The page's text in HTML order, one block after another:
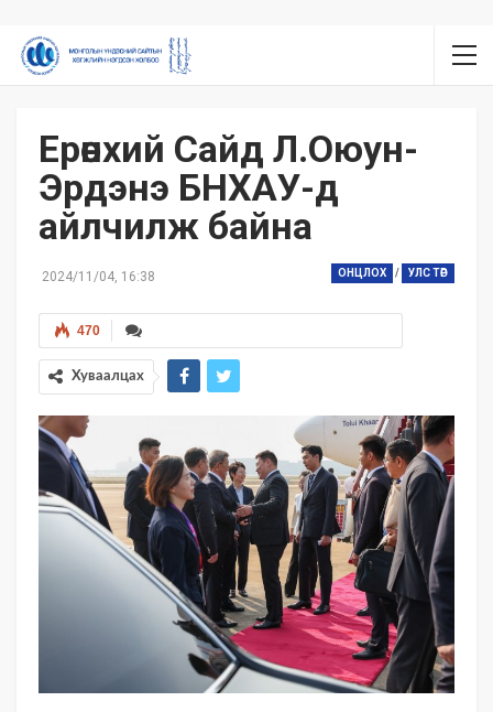
Ерөнхий Сайд Л.Оюун-
Эрдэнэ БНХАУ-д
айлчилж байна
ОНЦЛОХ / УЛС ТӨР
2024/11/04, 16:38
470
Хуваалцах